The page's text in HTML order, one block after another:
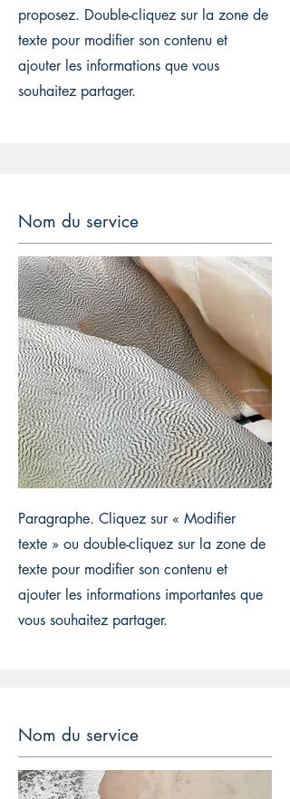
proposez. Double-cliquez sur la zone de
texte pour modifier son contenu et
ajouter les informations que vous
souhaitez partager.
Nom du service
Paragraphe. Cliquez sur « Modifier
texte » ou double-cliquez sur la zone de
texte pour modifier son contenu et
ajouter les informations importantes que
vous souhaitez partager.
Nom du service